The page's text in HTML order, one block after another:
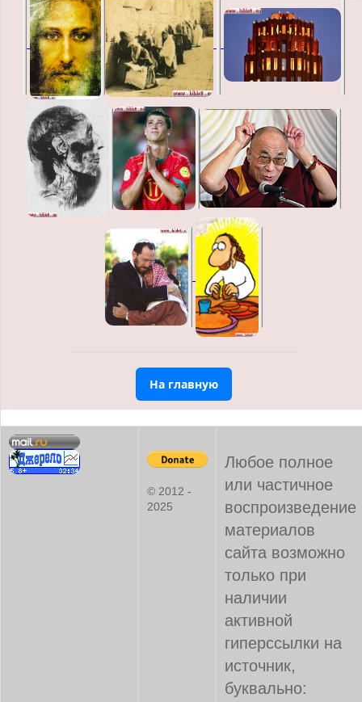
На главную
© 2012 -
2025
Любое полное
или частичное
воспроизведение
материалов
сайта возможно
только при
наличии
активной
гиперссылки на
источник,
буквально: